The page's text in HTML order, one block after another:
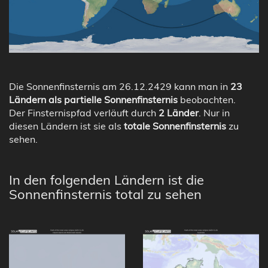
Die Sonnenfinsternis am 26.12.2429 kann man in 23
Ländern als partielle Sonnenfinsternis beobachten.
Der Finsternispfad verläuft durch 2 Länder. Nur in
diesen Ländern ist sie als totale Sonnenfinsternis zu
sehen.
In den folgenden Ländern ist die
Sonnenfinsternis total zu sehen